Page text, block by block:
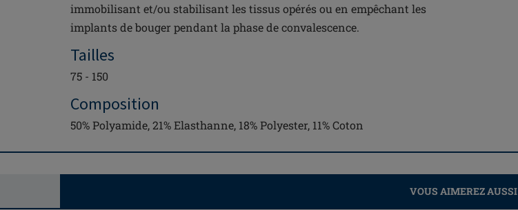
immobilisant et/ou stabilisant les tissus opérés ou en empêchant les
implants de bouger pendant la phase de convalescence.
Tailles
75 - 150
Composition
50% Polyamide, 21% Elasthanne, 18% Polyester, 11% Coton
VOUS AIMEREZ AUSSI